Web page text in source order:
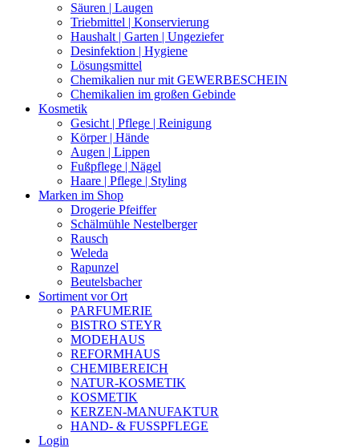
Säuren | Laugen
Triebmittel | Konservierung
Haushalt | Garten | Ungeziefer
Desinfektion | Hygiene
Lösungsmittel
Chemikalien nur mit GEWERBESCHEIN
Chemikalien im großen Gebinde
Kosmetik
Gesicht | Pflege | Reinigung
Körper | Hände
Augen | Lippen
Fußpflege | Nägel
Haare | Pflege | Styling
Marken im Shop
Drogerie Pfeiffer
Schälmühle Nestelberger
Rausch
Weleda
Rapunzel
Beutelsbacher
Sortiment vor Ort
PARFUMERIE
BISTRO STEYR
MODEHAUS
REFORMHAUS
CHEMIBEREICH
NATUR-KOSMETIK
KOSMETIK
KERZEN-MANUFAKTUR
HAND- & FUSSPFLEGE
Login